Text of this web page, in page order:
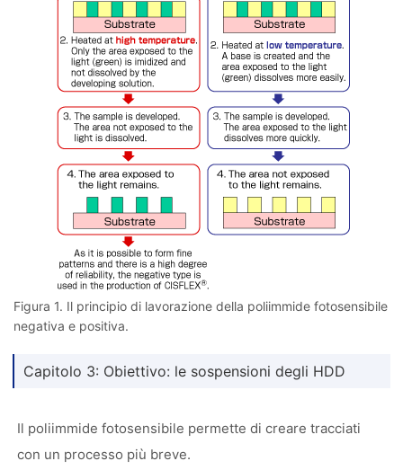
Figura 1. Il principio di lavorazione della poliimmide fotosensibile
negativa e positiva.
Capitolo 3: Obiettivo: le sospensioni degli HDD
Il poliimmide fotosensibile permette di creare tracciati
con un processo più breve.